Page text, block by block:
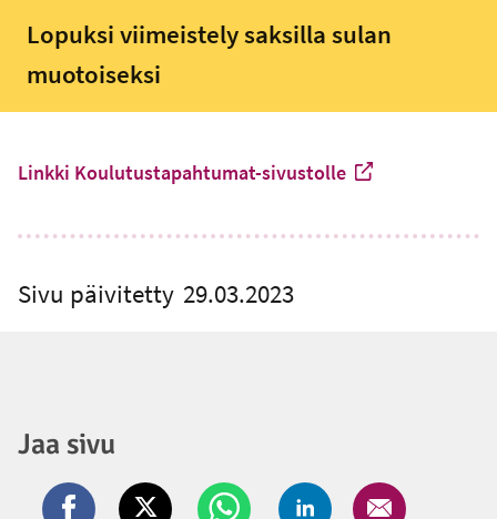
Lopuksi viimeistely saksilla sulan
muotoiseksi
Linkki Koulutustapahtumat-sivustolle
Sivu päivitetty 29.03.2023
Jaa sivu